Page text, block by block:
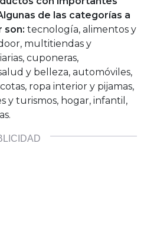
de las categorías a
son: tecnología, alimentos y
multitiendas y
cuponeras,
y belleza, automóviles,
ropa interior y pijamas,
y turismos, hogar, infantil,